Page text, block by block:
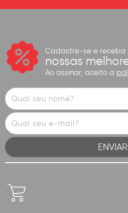
Cadastre-se e receba
nossas
Ao assinar, aceito a